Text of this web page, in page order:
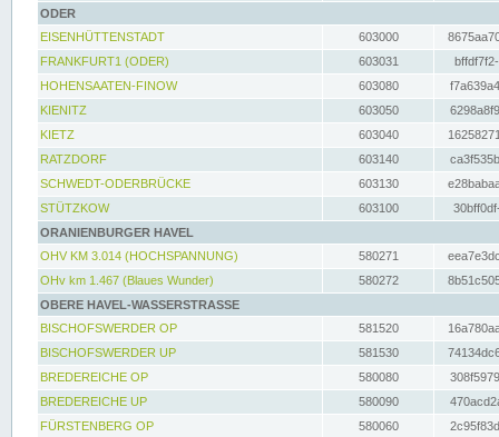
ODER
EISENHÜTTENSTADT
603000
FRANKFURT1 (ODER)
603031
HOHENSAATEN-FINOW
603080
KIENITZ
603050
KIETZ
603040
RATZDORF
603140
SCHWEDT-ODERBRÜCKE
603130
STÜTZKOW
603100
ORANIENBURGER HAVEL
OHV KM 3.014 (HOCHSPANNUNG)
580271
OHv km 1.467 (Blaues Wunder)
580272
OBERE HAVEL-WASSERSTRASSE
BISCHOFSWERDER OP
581520
BISCHOFSWERDER UP
581530
BREDEREICHE OP
580080
BREDEREICHE UP
580090
FÜRSTENBERG OP
580060